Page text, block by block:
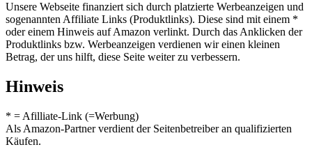
Unsere Webseite finanziert sich durch platzierte Werbeanzeigen und
sogenannten Affiliate Links (Produktlinks). Diese sind mit einem *
oder einem Hinweis auf Amazon verlinkt. Durch das Anklicken der
Produktlinks bzw. Werbeanzeigen verdienen wir einen kleinen
Betrag, der uns hilft, diese Seite weiter zu verbessern.
Hinweis
* = Afilliate-Link (=Werbung)
Als Amazon-Partner verdient der Seitenbetreiber an qualifizierten
Käufen.